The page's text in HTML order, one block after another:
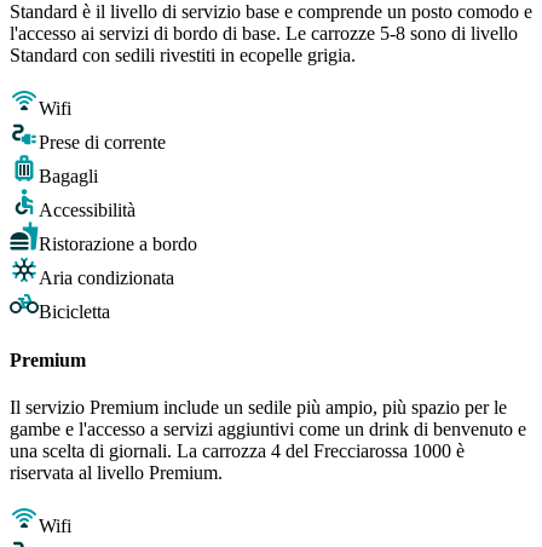
Standard è il livello di servizio base e comprende un posto comodo e
l'accesso ai servizi di bordo di base. Le carrozze 5-8 sono di livello
Standard con sedili rivestiti in ecopelle grigia.
Wifi
Prese di corrente
Bagagli
Accessibilità
Ristorazione a bordo
Aria condizionata
Bicicletta
Premium
Il servizio Premium include un sedile più ampio, più spazio per le
gambe e l'accesso a servizi aggiuntivi come un drink di benvenuto e
una scelta di giornali. La carrozza 4 del Frecciarossa 1000 è
riservata al livello Premium.
Wifi